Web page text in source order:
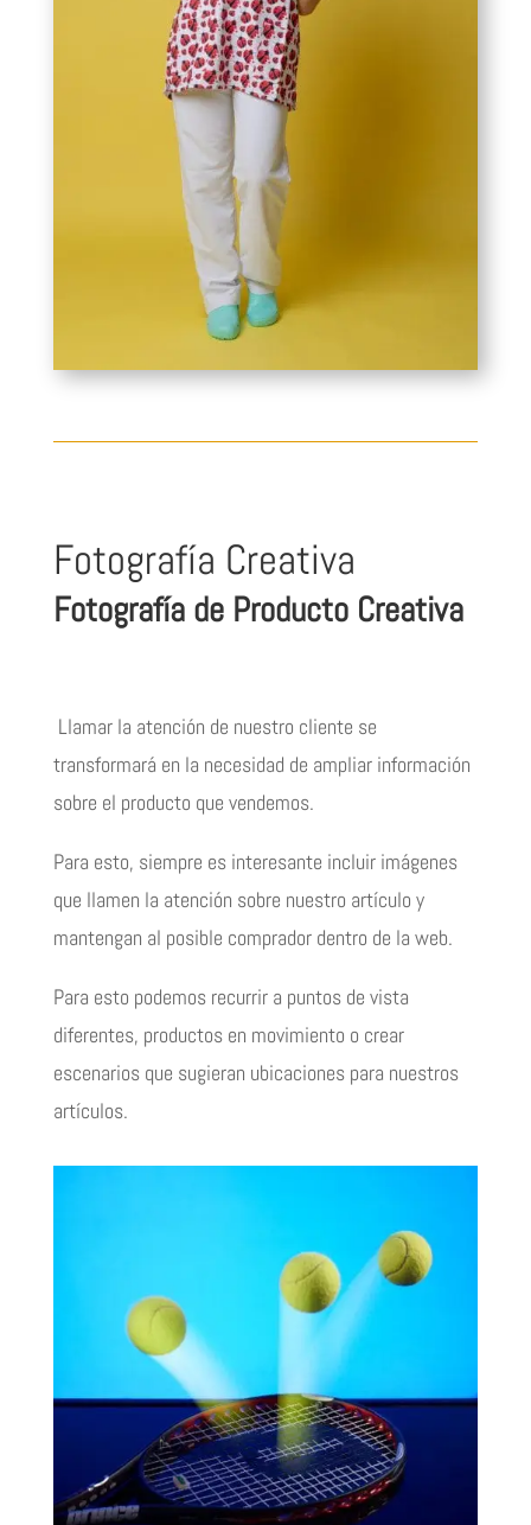
Fotografía Creativa
Fotografía de Producto Creativa
Llamar la atención de nuestro cliente se
transformará en la necesidad de ampliar información
sobre el producto que vendemos.
Para esto, siempre es interesante incluir imágenes
que llamen la atención sobre nuestro artículo y
mantengan al posible comprador dentro de la web.
Para esto podemos recurrir a puntos de vista
diferentes, productos en movimiento o crear
escenarios que sugieran ubicaciones para nuestros
artículos.